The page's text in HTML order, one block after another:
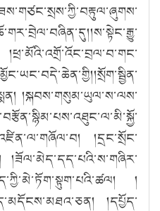
།སྐབས་གསུམ་ཡུལ་ས་ལས་
།དྲང་སྲོང་
།ཟོལ་མེད་དད་པའི་ས་གཞིར་
།
།དཔྱོད་